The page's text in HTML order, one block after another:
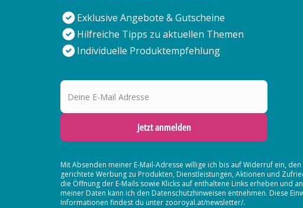
Exklusive Angebote & Gutscheine
Hilfreiche Tipps zu aktuellen Themen
Individuelle Produktempfehlung
Deine E-Mail Adresse
Jetzt anmelden
Mit Absenden meiner E-Mail-Adresse willige ich bis auf Widerruf ein, den
gerichtete Werbung zu Produkten, Dienstleistungen, Aktionen und
die Öffnung der E-Mails sowie Klicks auf enthaltene Links erheben
meiner Daten kann ich den Datenschutzhinweisen entnehmen. Diese
Informationen findest du unter zooroyal.at/newsletter/.